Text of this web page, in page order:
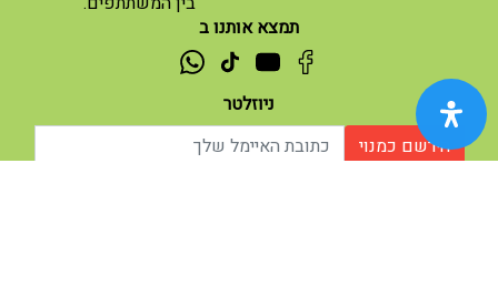
תמצא אותנו ב
ניוזלטר
הירשם כמנוי